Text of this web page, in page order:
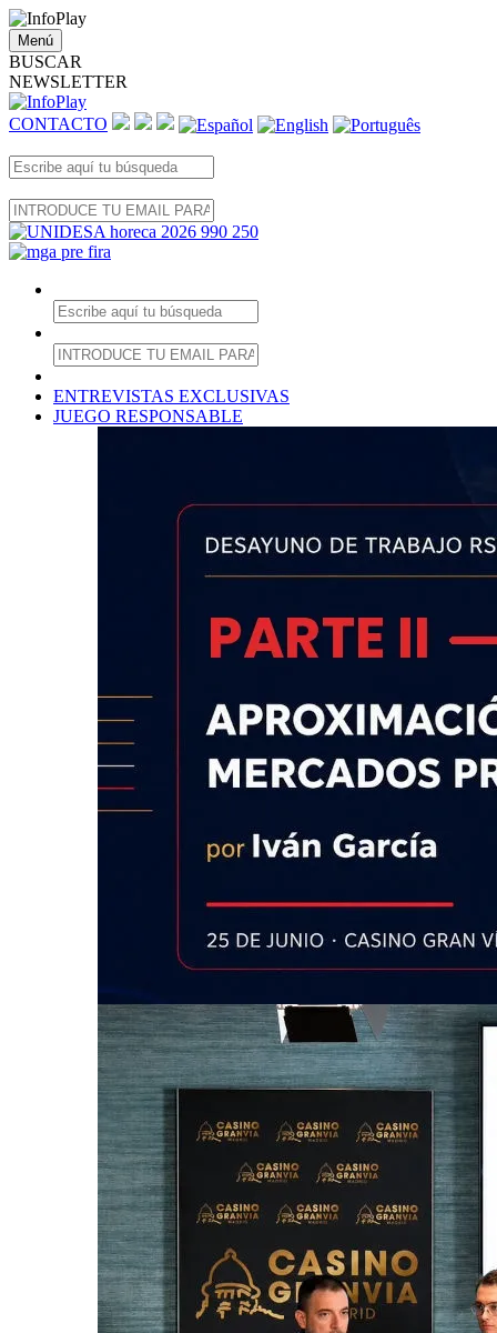
Menú
BUSCAR
NEWSLETTER
CONTACTO
ENTREVISTAS EXCLUSIVAS
JUEGO RESPONSABLE